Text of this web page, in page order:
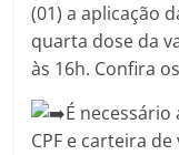
(01) a aplicação
quarta dose da
às 16h. Confira
É
CPF e carteira de